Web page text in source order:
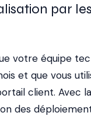
par
votre équipe
et que vous
client. Avec
des